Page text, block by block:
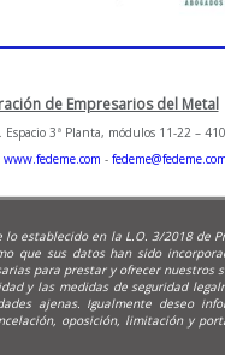
de Empresarios del Metal
3ª Planta, módulos 11-22 –
www.fedeme.com -
lo establecido en la L.O. 3/2018 de
que sus datos han sido
para prestar y ofrecer nuestros
y las medidas de seguridad
ajenas. Igualmente deseo
oposición, limitación y